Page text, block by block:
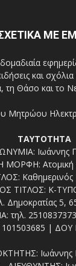
ΜΕ
και
τη Θάσο και το
ΤΑΥΤΟΤΗΤΑ
Ιωάννης
Ατομική
ΤΙΤΛΟΣ: Κ-
Δημοκρατίας 5,
τηλ.
| ΔΟΥ
Ιωάννης